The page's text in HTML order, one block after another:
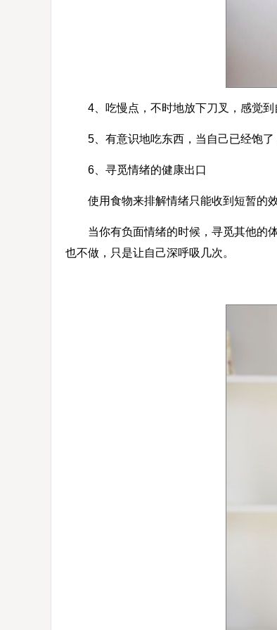
4、吃慢点，不时地放下刀叉，感觉到
5、有意识地吃东西，当自己已经饱了
6、寻觅情绪的健康出口
使用食物来排解情绪只能收到短暂的效
当你有负面情绪的时候，寻觅其他的体
也不做，只是让自己深呼吸几次。